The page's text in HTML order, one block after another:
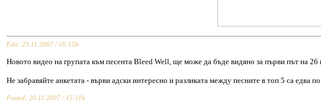
Edit: 23.11.2007 / 16:15h
Новото видео на групата към песента Bleed Well, ще може да бъде видяно за първи път на
Не забравяйте анкетата - върви адски интересно и разликата между песните в топ 5 са едва
Posted: 20.11.2007 / 15:11h